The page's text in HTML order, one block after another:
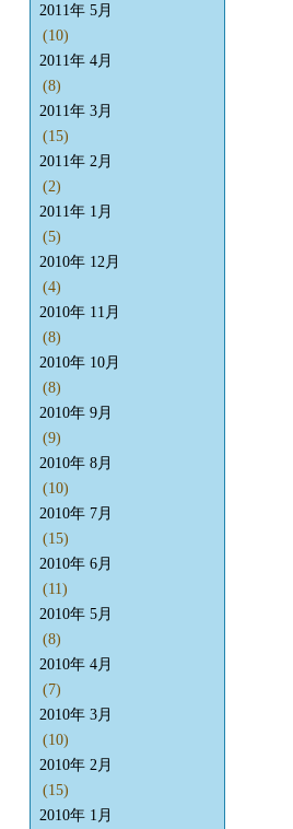
2011年 5月
(10)
2011年 4月
(8)
2011年 3月
(15)
2011年 2月
(2)
2011年 1月
(5)
2010年 12月
(4)
2010年 11月
(8)
2010年 10月
(8)
2010年 9月
(9)
2010年 8月
(10)
2010年 7月
(15)
2010年 6月
(11)
2010年 5月
(8)
2010年 4月
(7)
2010年 3月
(10)
2010年 2月
(15)
2010年 1月